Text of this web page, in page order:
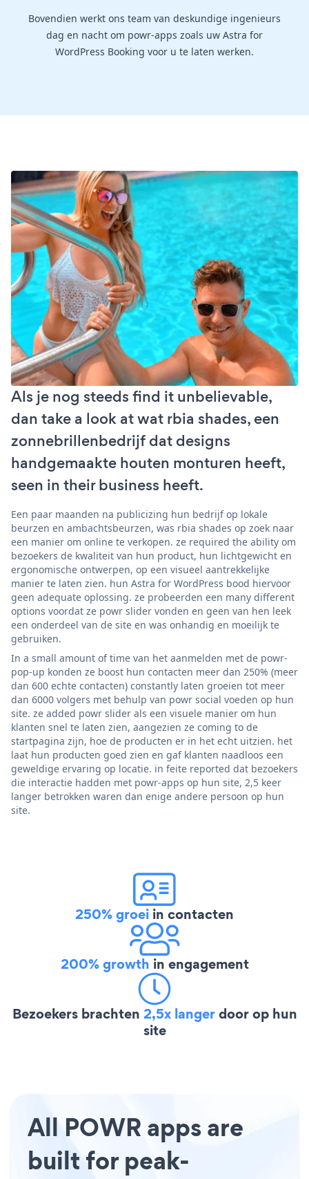
Bovendien werkt ons team van deskundige ingenieurs
dag en nacht om powr-apps zoals uw Astra for
WordPress Booking voor u te laten werken.
Als je nog steeds find it unbelievable,
dan take a look at wat rbia shades, een
zonnebrillenbedrijf dat designs
handgemaakte houten monturen heeft,
seen in their business heeft.
Een paar maanden na publicizing hun bedrijf op lokale
beurzen en ambachtsbeurzen, was rbia shades op zoek naar
een manier om online te verkopen. ze required the ability om
bezoekers de kwaliteit van hun product, hun lichtgewicht en
ergonomische ontwerpen, op een visueel aantrekkelijke
manier te laten zien. hun Astra for WordPress bood hiervoor
geen adequate oplossing. ze probeerden een many different
options voordat ze powr slider vonden en geen van hen leek
een onderdeel van de site en was onhandig en moeilijk te
gebruiken.
In a small amount of time van het aanmelden met de powr-
pop-up konden ze boost hun contacten meer dan 250% (meer
dan 600 echte contacten) constantly laten groeien tot meer
dan 6000 volgers met behulp van powr social voeden op hun
site. ze added powr slider als een visuele manier om hun
klanten snel te laten zien, aangezien ze coming to de
startpagina zijn, hoe de producten er in het echt uitzien. het
laat hun producten goed zien en gaf klanten naadloos een
geweldige ervaring op locatie. in feite reported dat bezoekers
die interactie hadden met powr-apps op hun site, 2,5 keer
langer betrokken waren dan enige andere persoon op hun
site.
250% groei in contacten
200% growth in engagement
Bezoekers brachten 2,5x langerdoor op hun
site
All POWR apps are
built for peak-